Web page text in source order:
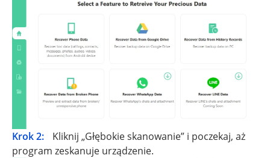
Krok 2:
Kliknij „Głębokie skanowanie” i poczekaj, aż
program zeskanuje urządzenie.